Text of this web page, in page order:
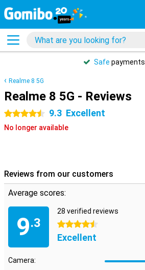
Safe payments
Realme 8 5G
Realme 8 5G - Reviews
4.5 stars 9.3 Excellent
No longer available
Reviews from our customers
Average scores:
9.3
28 verified reviews
4.5 stars
Excellent
Camera: